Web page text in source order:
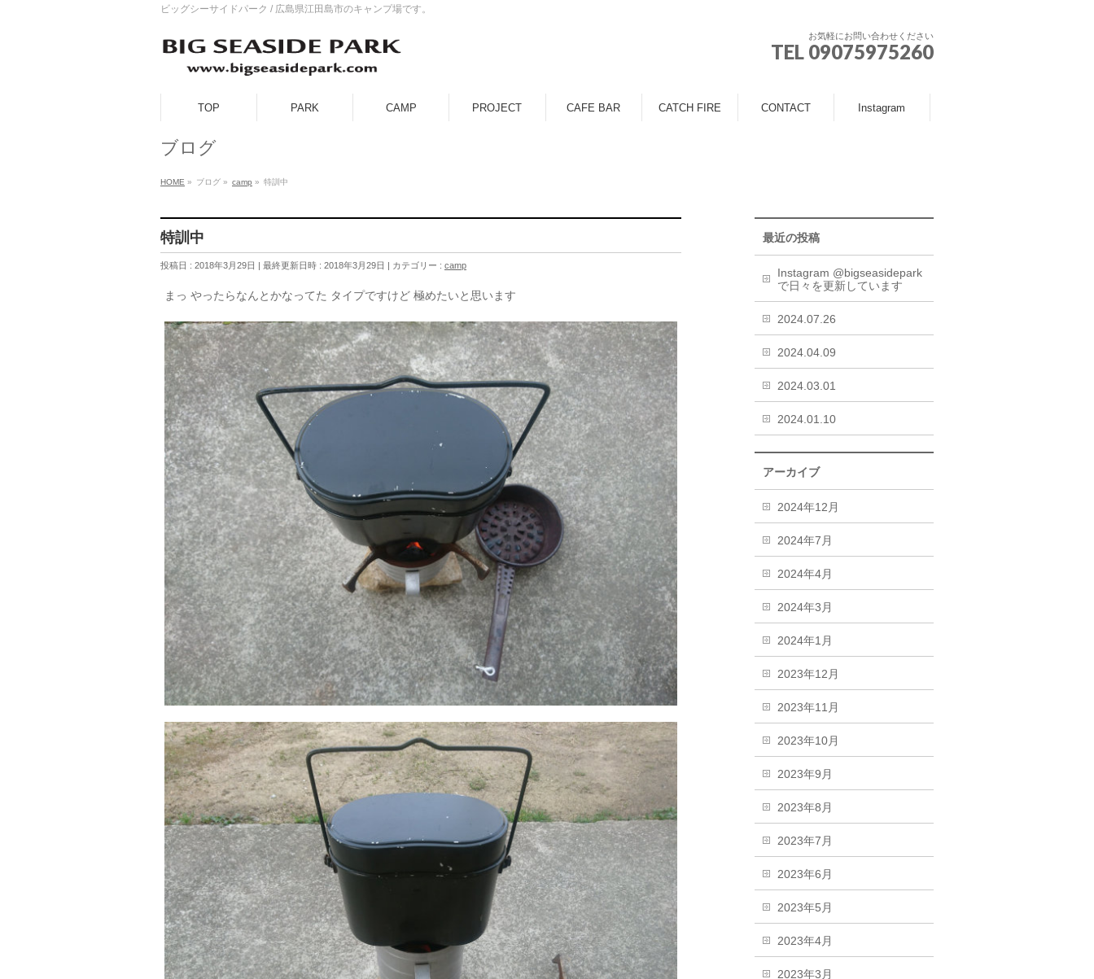
ビッグシーサイドパーク / 広島県江田島市のキャンプ場です。
お気軽にお問い合わせください
TEL 09075975260
TOP PARK CAMP PROJECT CAFE BAR CATCH FIRE CONTACT Instagram
ブログ
HOME » ブログ » camp » 特訓中
特訓中
投稿日 : 2018年3月29日 最終更新日時 : 2018年3月29日 カテゴリー : camp
まっ やったらなんとかなってた タイプですけど 極めたいと思います
最近の投稿
Instagram @bigseasidepark
で日々を更新しています
2024.07.26
2024.04.09
2024.03.01
2024.01.10
アーカイブ
2024年12月
2024年7月
2024年4月
2024年3月
2024年1月
2023年12月
2023年11月
2023年10月
2023年9月
2023年8月
2023年7月
2023年6月
2023年5月
2023年4月
2023年3月